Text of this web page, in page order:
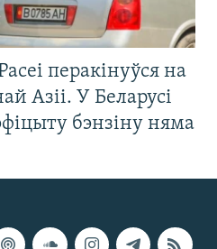
перакінуўся на
Азіі. У Беларусі
бэнзіну няма